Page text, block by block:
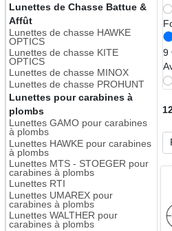
Lunettes de Chasse Battue &
Affût
Lunettes de chasse HAWKE
OPTICS
Lunettes de chasse KITE
OPTICS
Lunettes de chasse MINOX
Lunettes de chasse PROHUNT
Lunettes pour carabines à
plombs
Lunettes GAMO pour carabines
à plombs
Lunettes HAWKE pour carabines
à plombs
Lunettes MTS - STOEGER pour
carabines à plombs
Lunettes RTI
Lunettes UMAREX pour
carabines à plombs
Lunettes WALTHER pour
carabines à plombs
9